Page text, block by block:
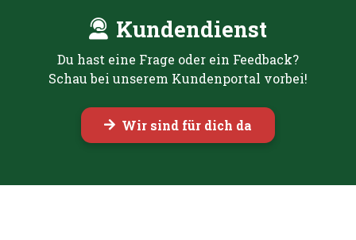
Kundendienst
Du hast eine Frage oder ein Feedback?
Schau bei unserem Kundenportal vorbei!
Wir sind für dich da